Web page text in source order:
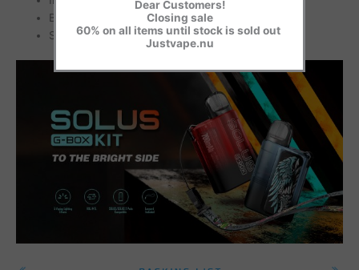
Batteria integrata da 700 mAh
Struttura compatta
Dear Customers!
Closing sale
60% on all items until stock is sold out
Justvape.nu